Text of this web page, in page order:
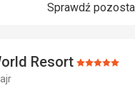
Sprawdź
Resort Ocena: